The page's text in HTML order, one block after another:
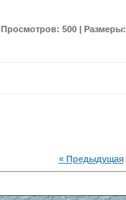
Просмотров: 500 | Размеры:
« Предыдущая